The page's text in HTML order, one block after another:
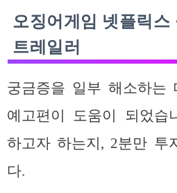
오징어게임 넷플릭스
트레일러
궁금증을 일부 해소하는
예고편이 도움이 되었습
하고자 하는지, 2분만 투
다.